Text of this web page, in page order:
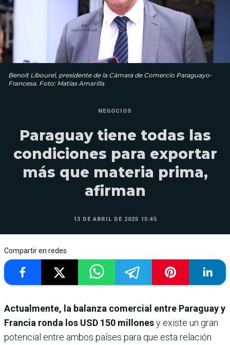
Benoit Libourel, presidente de la Cámara de Comercio Paraguayo-
Francesa. Foto: Matías Amarilla
NEGOCIOS
Paraguay tiene todas las
condiciones para exportar
más que materia prima,
afirman
13 DE ABRIL DE 2025 15:45
Compartir en redes
Actualmente, la balanza comercial entre Paraguay y
Francia ronda los USD 150 millonesy existe un gran
potencial entre ambos países para que esta relación